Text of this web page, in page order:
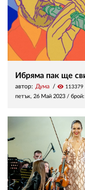
Ибряма пак ще
автор: Дума visibility 113379
петък, 26 Май 2023 /